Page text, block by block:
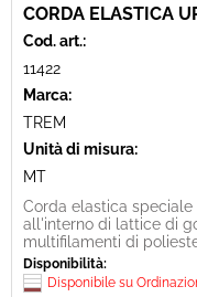
CORDA ELASTICA
Cod. art.:
11422
Marca:
TREM
Unità di misura:
MT
Corda elastica
all'interno di lattice di
multifilamenti di
Disponibilità:
Disponibile su